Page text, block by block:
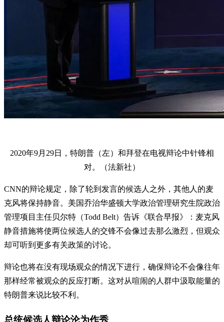
2020年9月29日，特朗普（左）和拜登在电视辩论中针锋相
对。（法新社）
CNN的辩论规定，除了轮到发言的候选人之外，其他人的麦
克风将保持静音。美国乔治华盛顿大学政治管理研究生院政治
管理项目主任贝尔特（Todd Belt）告诉《联合早报》：麦克风
静音措施将使两位候选人的交锋不会像过去那么激烈，但观众
却可听到更多有关政策的讨论。
辩论也将在没有现场观众的情况下进行，确保辩论不会像往年
那样经常被观众的反应打断。这对从喧闹的人群中汲取能量的
特朗普来说比较不利。
总统候选人辩论沦为作秀